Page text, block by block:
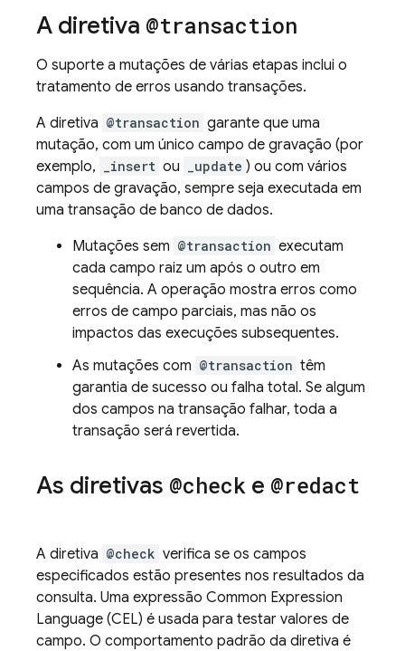
A diretiva @transaction
O suporte a mutações de várias etapas inclui o
tratamento de erros usando transações.
A diretiva @transaction garante que uma
mutação, com um único campo de gravação (por
exemplo,
_insert ou _update ) ou com vários
campos de gravação, sempre seja executada em
uma transação de banco de dados.
Mutações sem @transaction executam
cada campo raiz um após o outro em
sequência. A operação mostra erros como
erros de campo parciais, mas não os
impactos das execuções subsequentes.
As mutações com @transaction têm
garantia de sucesso ou falha total. Se algum
dos campos na transação falhar, toda a
transação será revertida.
As diretivas @check e @redact
A diretiva @check verifica se os campos
especificados estão presentes nos resultados da
consulta. Uma expressão Common Expression
Language (CEL) é usada para testar valores de
campo. O comportamento padrão da diretiva é